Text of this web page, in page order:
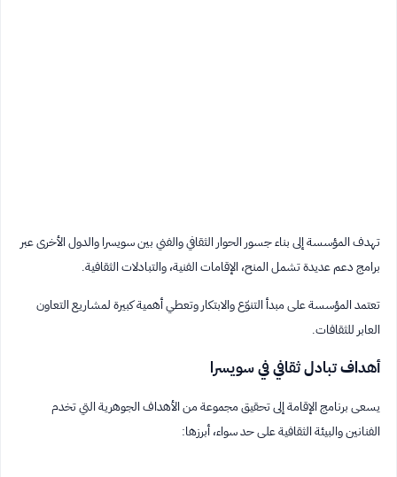
تهدف المؤسسة إلى بناء جسور الحوار الثقافي والفني بين سويسرا والدول الأخرى عبر
برامج دعم عديدة تشمل المنح، الإقامات الفنية، والتبادلات الثقافية.
تعتمد المؤسسة على مبدأ التنوّع والابتكار وتعطي أهمية كبيرة لمشاريع التعاون
العابر للثقافات.
أهداف تبادل ثقافي في سويسرا
يسعى برنامج الإقامة إلى تحقيق مجموعة من الأهداف الجوهرية التي تخدم
الفنانين والبيئة الثقافية على حد سواء، أبرزها: